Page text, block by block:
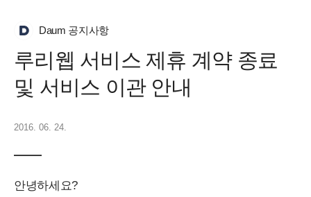
Daum 공지사항
루리웹 서비스 제휴 계약 종료
및 서비스 이관 안내
2016. 06. 24.
안녕하세요?